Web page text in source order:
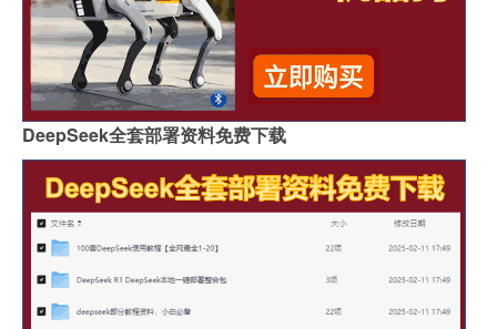
DeepSeek全套部署资料免费下载